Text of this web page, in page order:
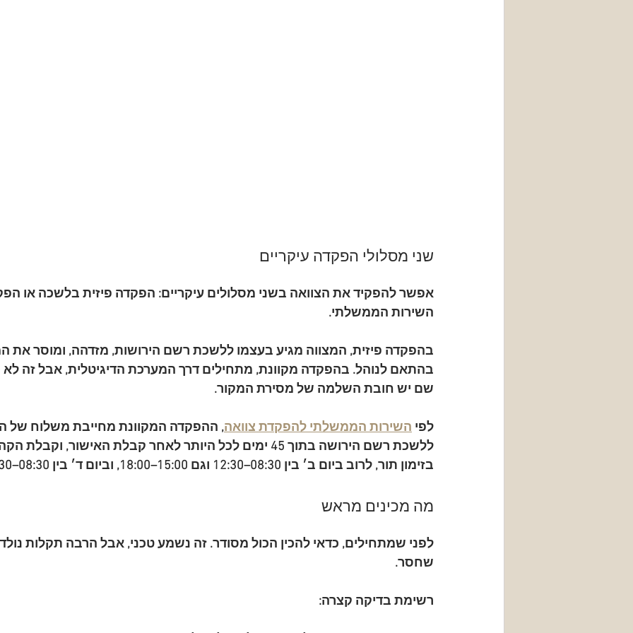
שני מסלולי הפקדה עיקריים
אפשר להפקיד את הצוואה בשני מסלולים עיקריים: הפקדה פיזית בלשכה או
השירות הממשלתי.
בהפקדה פיזית, המצווה מגיע בעצמו ללשכת רשם הירושות, מזדהה, ומוסר את
בהתאם לנוהל. בהפקדה מקוונת, מתחילים דרך המערכת הדיגיטלית, אבל זה לא
שם יש חובת השלמה של מסירת המקור.
לפי השירות הממשלתי להפקדת צוואה, ההפקדה המקוונת מחייבת משלוח של
ללשכת רשם הירושה בתוך 45 ימים
לכל היותר לאחר קבלת האישור, וקבלת
בזימון תור, לרוב ביום ב׳ בין 08:30–12:30 וגם 15:00–18:00 , וביום ד׳ בין 08:30–15:30
מה מכינים מראש
לפני שמתחילים, כדאי להכין הכול מסודר. זה נשמע טכני, אבל הרבה תקלות
שחסר.
רשימת בדיקה קצרה: